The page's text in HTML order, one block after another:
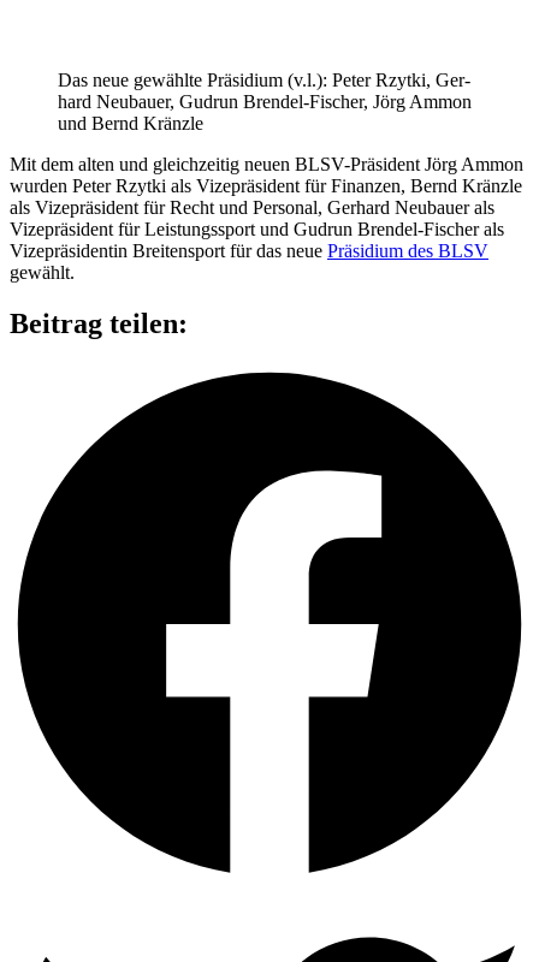
Das neue gewählte Prä­si­dium (v.l.): Peter Rzytki, Ger­
hard Neu­bauer, Gud­run Bren­del-Fischer, Jörg Ammon
und Bernd Kränzle
Mit dem alten und gleich­zei­tig neuen BLSV-Prä­si­dent Jörg Ammon
wur­den Peter Rzytki als Vize­prä­si­dent für Finan­zen, Bernd Kränzle
als Vize­prä­si­dent für Recht und Per­so­nal, Ger­hard Neu­bauer als
Vize­prä­si­dent für Leis­tungs­sport und Gud­run Bren­del-Fischer als
Vize­prä­si­den­tin Brei­ten­sport für das neue Prä­si­dium des BLSV
gewählt.
Beitrag teilen: